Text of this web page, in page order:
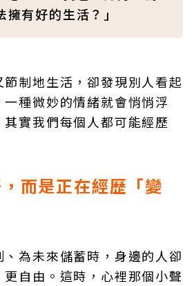
有好的生活？」
制地生活，卻發現別人看起
種微妙的情緒就會悄悄浮
實我們每個人都可能經歷
而是正在經歷「變
為未來儲蓄時，身邊的人卻
自由。這時，心裡那個小聲